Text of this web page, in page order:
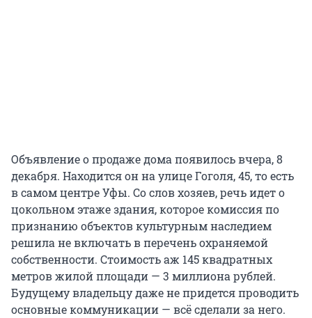
Объявление о продаже дома появилось вчера, 8
декабря. Находится он на улице Гоголя, 45, то есть
в самом центре Уфы. Со слов хозяев, речь идет о
цокольном этаже здания, которое комиссия по
признанию объектов культурным наследием
решила не включать в перечень охраняемой
собственности. Стоимость аж 145 квадратных
метров жилой площади — 3 миллиона рублей.
Будущему владельцу даже не придется проводить
основные коммуникации — всё сделали за него.